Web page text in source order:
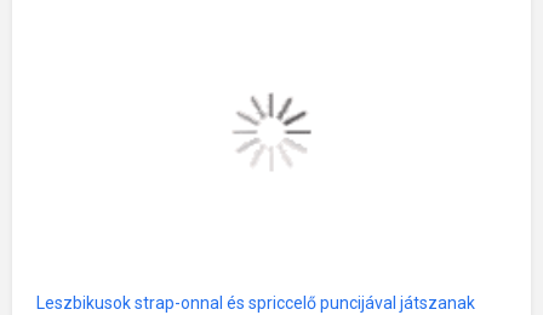
Leszbikusok strap-onnal és spriccelő puncijával játszanak